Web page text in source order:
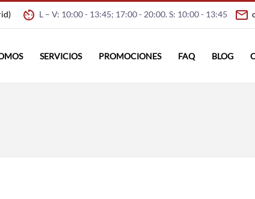
L – V: 10:00 - 13:45; 17:00 - 20:00. S: 10:00 - 13:45
SERVICIOS PROMOCIONES FAQ BLOG